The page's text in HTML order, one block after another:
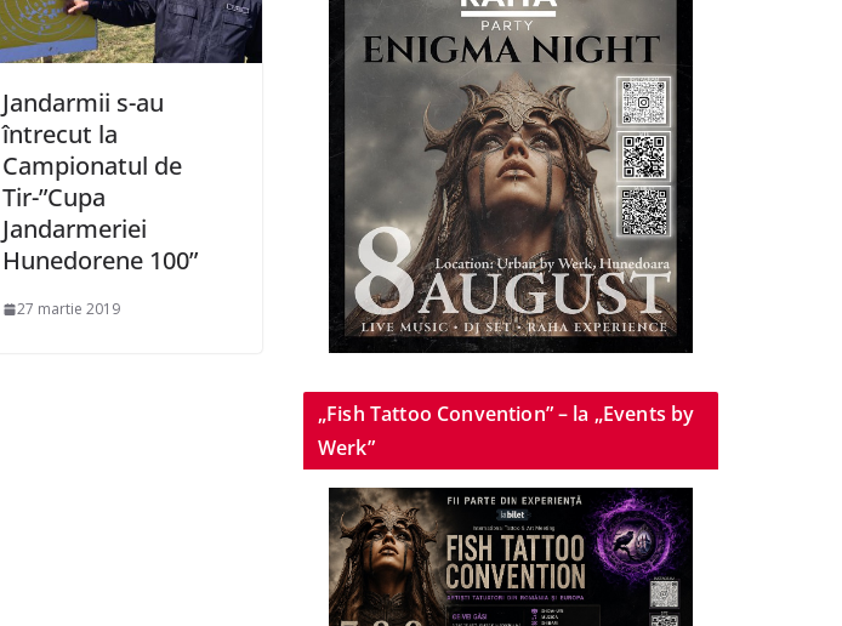
Jandarmii s-au
întrecut la
Campionatul de
Tir-”Cupa
Jandarmeriei
Hunedorene 100”
27 martie 2019
„Fish Tattoo Convention” – la „Events by
Werk”